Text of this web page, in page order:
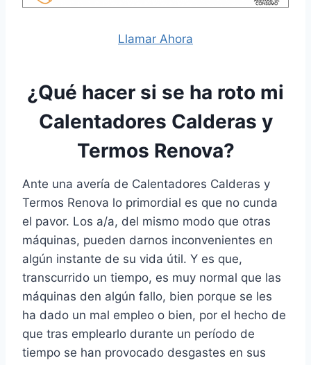
Llamar Ahora
¿Qué hacer si se ha roto mi
Calentadores Calderas y
Termos Renova?
Ante una avería de Calentadores Calderas y
Termos Renova lo primordial es que no cunda
el pavor. Los a/a, del mismo modo que otras
máquinas, pueden darnos inconvenientes en
algún instante de su vida útil. Y es que,
transcurrido un tiempo, es muy normal que las
máquinas den algún fallo, bien porque se les
ha dado un mal empleo o bien, por el hecho de
que tras emplearlo durante un período de
tiempo se han provocado desgastes en sus